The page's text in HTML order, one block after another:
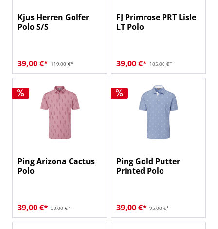
Kjus Herren Golfer
Polo S/S
119,00 €*
39,00 €*
FJ Primrose PRT Lisle
LT Polo
105,00 €*
39,00 €*
Ping Arizona Cactus
Polo
90,00 €*
39,00 €*
Ping Gold Putter
Printed Polo
95,00 €*
39,00 €*